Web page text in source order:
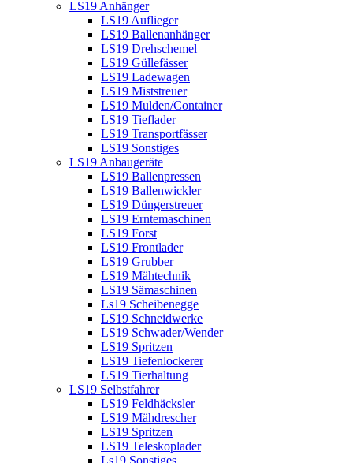
LS19 Anhänger
LS19 Auflieger
LS19 Ballenanhänger
LS19 Drehschemel
LS19 Güllefässer
LS19 Ladewagen
LS19 Miststreuer
LS19 Mulden/Container
LS19 Tieflader
LS19 Transportfässer
LS19 Sonstiges
LS19 Anbaugeräte
LS19 Ballenpressen
LS19 Ballenwickler
LS19 Düngerstreuer
LS19 Erntemaschinen
LS19 Forst
LS19 Frontlader
LS19 Grubber
LS19 Mähtechnik
LS19 Sämaschinen
Ls19 Scheibenegge
LS19 Schneidwerke
LS19 Schwader/Wender
LS19 Spritzen
LS19 Tiefenlockerer
LS19 Tierhaltung
LS19 Selbstfahrer
LS19 Feldhäcksler
LS19 Mähdrescher
LS19 Spritzen
LS19 Teleskoplader
Ls19 Sonstiges